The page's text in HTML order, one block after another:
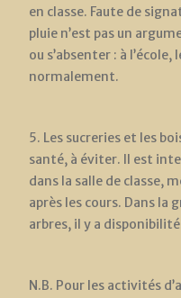
en classe. Faute de
pluie n’est pas un
ou s’absenter : à
normalement.
5. Les sucreries et les
santé, à éviter. Il est
dans la salle de classe,
après les cours. Dans la
arbres, il y a
N.B. Pour les activités